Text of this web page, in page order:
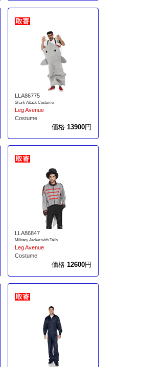
LLA86775
Shark Attack Costume
Leg Avenue
Costume
価格 13900円
LLA86847
Military Jacket with Tails
Leg Avenue
Costume
価格 12600円